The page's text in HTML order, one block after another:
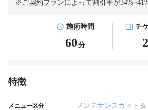
※ご契約プランによって割引率が34%~41
施術時間
60 分
チ
2
特徴
メニュー区分 メンテナンスカット